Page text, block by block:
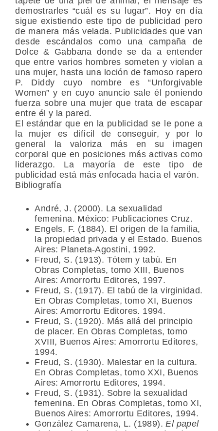
demostrarles “cuál es su lugar”. Hoy en día
sigue existiendo este tipo de publicidad pero
de manera más velada. Publicidades que van
desde escándalos como una campaña de
Dolce & Gabbana donde se da a entender
que entre varios hombres someten y violan a
una mujer, hasta una loción de famoso rapero
P. Diddy cuyo nombre es “Unforgivable
Women” y en cuyo anuncio sale él poniendo
fuerza sobre una mujer que trata de escapar
entre él y la pared.
El estándar que en la publicidad se le pone a
la mujer es difícil de conseguir, y por lo
general la valoriza más en su imagen
corporal que en posiciones más activas como
liderazgo. La mayoría de este tipo de
publicidad está más enfocada hacia el varón.
André, J. (2000). La sexualidad
femenina. México: Publicaciones Cruz.
Engels, F. (1884). El origen de la familia,
la propiedad privada y el Estado. Buenos
Aires: Planeta-Agostini, 1992.
Freud, S. (1913). Tótem y tabú. En
Obras Completas, tomo XIII, Buenos
Aires: Amorrortu Editores, 1997.
Freud, S. (1917). El tabú de la virginidad.
En Obras Completas, tomo XI, Buenos
Aires: Amorrortu Editores. 1994.
Freud, S. (1920). Más allá del principio
de placer. En Obras Completas, tomo
XVIII, Buenos Aires: Amorrortu Editores,
1994.
Freud, S. (1930). Malestar en la cultura.
En Obras Completas, tomo XXI, Buenos
Aires: Amorrortu Editores, 1994.
Freud, S. (1931). Sobre la sexualidad
femenina. En Obras Completas, tomo XI,
Buenos Aires: Amorrortu Editores, 1994.
González Camarena, L. (1989).El papel